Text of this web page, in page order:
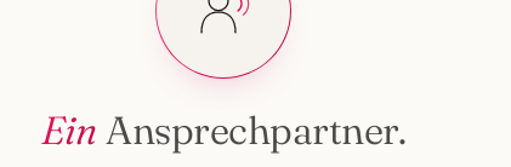
Ein Ansprechpartner.